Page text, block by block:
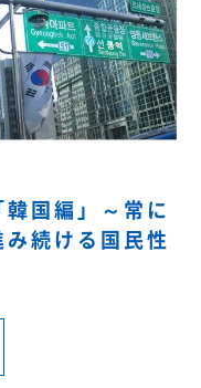
国編」～常に
続ける国民性